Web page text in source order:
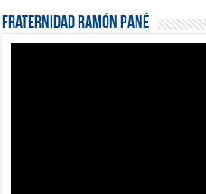
Fraternidad Ramón Pané